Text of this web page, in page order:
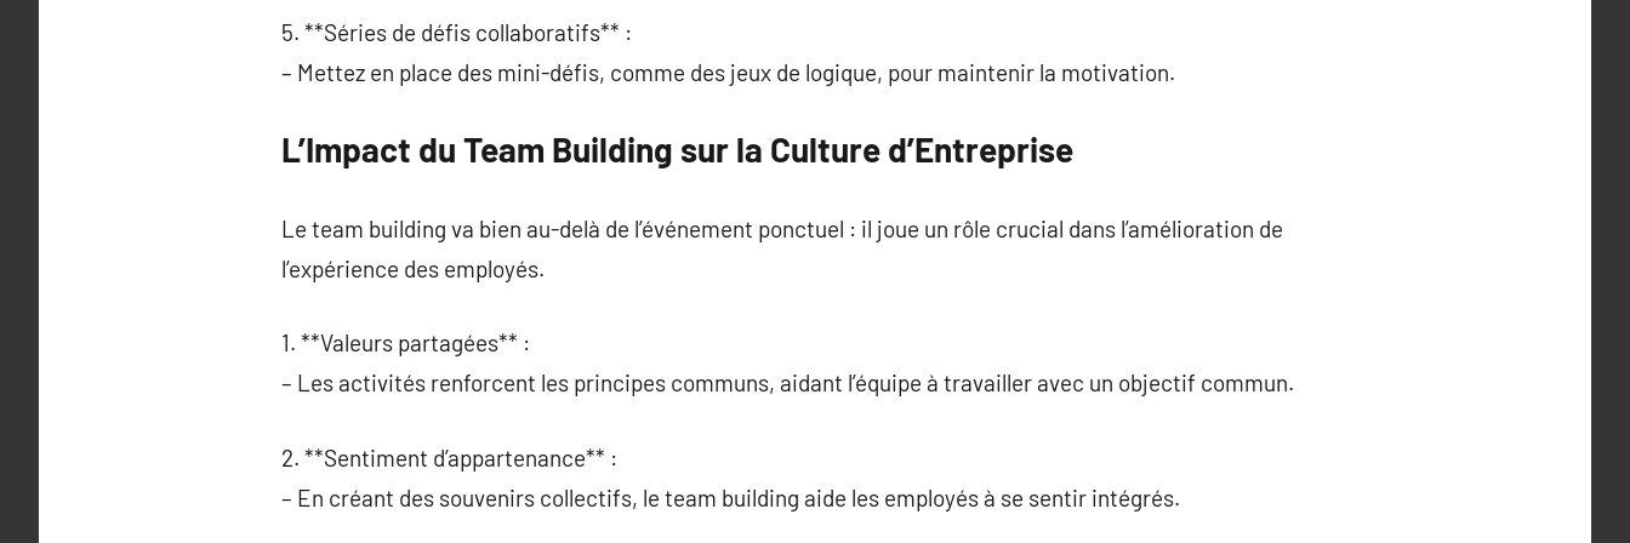
5. **Séries de défis collaboratifs** :
– Mettez en place des mini-défis, comme des jeux de logique, pour maintenir la motivation.
L’Impact du Team Building sur la Culture d’Entreprise
Le team building va bien au-delà de l’événement ponctuel : il joue un rôle crucial dans l’amélioration de
l’expérience des employés.
1. **Valeurs partagées** :
– Les activités renforcent les principes communs, aidant l’équipe à travailler avec un objectif commun.
2. **Sentiment d’appartenance** :
– En créant des souvenirs collectifs, le team building aide les employés à se sentir intégrés.